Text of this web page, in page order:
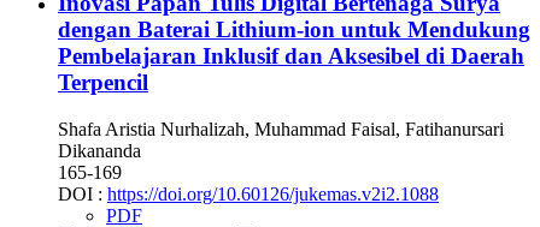
dengan Baterai Lithium-ion untuk Mendukung
Pembelajaran Inklusif dan Aksesibel di Daerah
Terpencil
Shafa Aristia Nurhalizah, Muhammad Faisal, Fatihanursari
Dikananda
165-169
DOI : https://doi.org/10.60126/jukemas.v2i2.1088
PDF